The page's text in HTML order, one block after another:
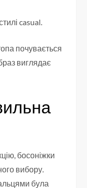
casual.
почувається
виглядає
босоніжки
вибору.
була